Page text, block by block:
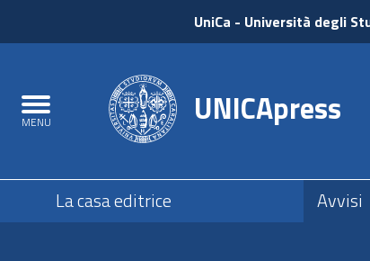
UniCa - Università degli
Toggle
navigation
MENU UNICApress
SubmenuLa casa editrice Avvisi